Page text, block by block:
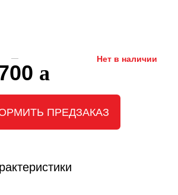
Нет в наличии
ПРЕДЗАКАЗ